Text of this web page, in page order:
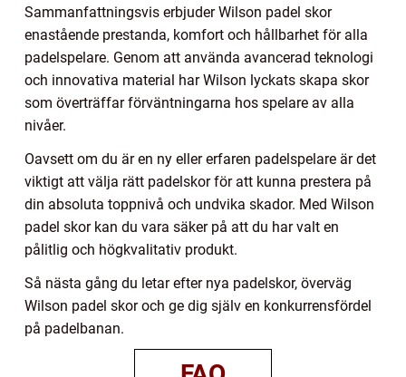
Sammanfattningsvis erbjuder Wilson padel skor
enastående prestanda, komfort och hållbarhet för alla
padelspelare. Genom att använda avancerad teknologi
och innovativa material har Wilson lyckats skapa skor
som överträffar förväntningarna hos spelare av alla
nivåer.
Oavsett om du är en ny eller erfaren padelspelare är det
viktigt att välja rätt padelskor för att kunna prestera på
din absoluta toppnivå och undvika skador. Med Wilson
padel skor kan du vara säker på att du har valt en
pålitlig och högkvalitativ produkt.
Så nästa gång du letar efter nya padelskor, överväg
Wilson padel skor och ge dig själv en konkurrensfördel
på padelbanan.